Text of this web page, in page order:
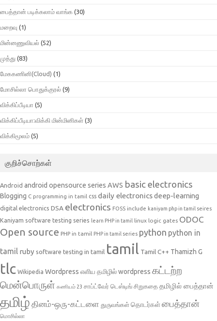
பைத்தான் படிக்கலாம் வாங்க (30)
மறைவு (1)
மின்னணுவியல் (52)
முத்து (83)
மேககணினி(Cloud) (1)
மோசில்லா பொதுக்குரல் (9)
விக்கிப்பீடியா (5)
விக்கிப்பீடியா:விக்கி மின்மினிகள் (3)
விக்கிமூலம் (5)
குறிச்சொற்கள்
Android android opensource series AWS basic electronics
Blogging C programming in tamil css daily electronicsdeep-learning
digital electronics DSA electronics FOSS include kaniyam php in tamil seires
Kaniyam software testing series learn PHP in tamil linux logic gates ODOC
Open source PHP in tamil PHP in tamil series python python in
tamil ruby software testing in tamil tamil Tamil C++ Thamizh G
tlc Wikipedia Wordpress எளிய தமிழில் wordpress கட்டற்ற
மென்பொருள் கணியம் 23 சாப்ட்வேர் டெஸ்டிங் சிறுகதை தமிழில் பைத்தான்
தமிழ் தினம்-ஒரு-கட்டளை துருவங்கள் தொடர்கள்பைத்தான்
மொசில்லா